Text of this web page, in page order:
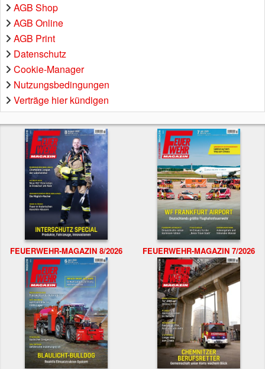
AGB Shop
AGB Online
AGB Print
Datenschutz
Cookie-Manager
Nutzungsbedingungen
Verträge hier kündigen
FEUERWEHR-MAGAZIN 8/2026 FEUERWEHR-MAGAZIN 7/2026